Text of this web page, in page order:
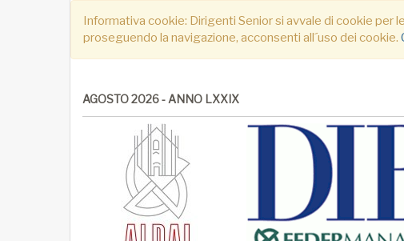
Informativa cookie: Dirigenti Senior si avvale di cookie per
proseguendo la navigazione, acconsenti all´uso dei cookie.
AGOSTO 2026 - ANNO LXXIX